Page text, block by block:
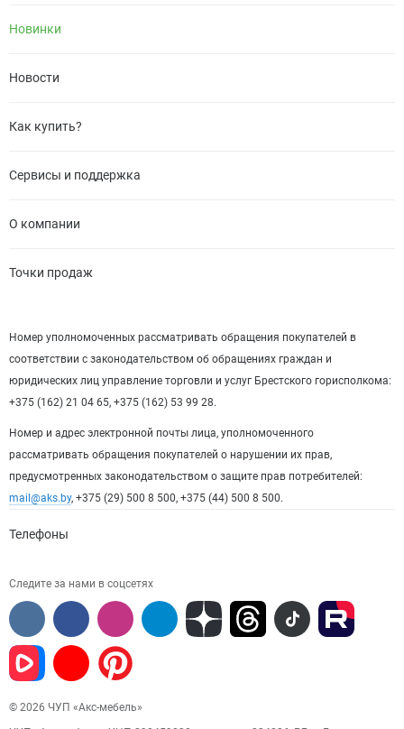
Новинки
Новости
Как купить?
Сервисы и поддержка
О компании
Точки продаж
Номер уполномоченных рассматривать обращения покупателей в
соответствии с законодательством об обращениях граждан и
юридических лиц управление торговли и услуг Брестского горисполкома:
+375 (162) 21 04 65, +375 (162) 53 99 28.
Номер и адрес электронной почты лица, уполномоченного
рассматривать обращения покупателей о нарушении их прав,
предусмотренных законодательством о защите прав потребителей:
mail@aks.by, +375 (29) 500 8 500, +375 (44) 500 8 500.
Телефоны
Следите за нами в соцсетях
© 2026 ЧУП «Акс-мебель»